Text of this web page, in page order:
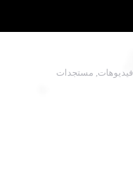
فيديوهات, مستجدات